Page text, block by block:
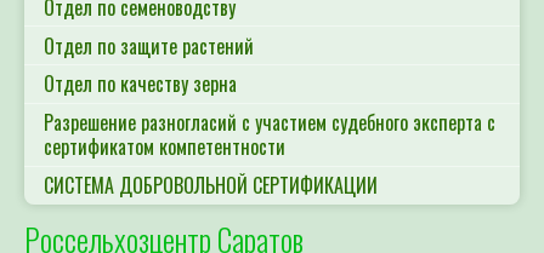
Отдел по защите растений
Отдел по качеству зерна
Разрешение разногласий с участием судебного эксперта с
сертификатом компетентности
СИСТЕМА ДОБРОВОЛЬНОЙ СЕРТИФИКАЦИИ
Россельхозцентр Саратов